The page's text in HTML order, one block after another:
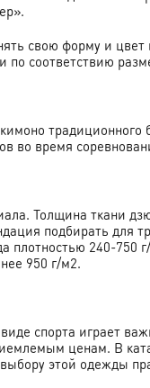
свою форму и
соответствию
традиционного
во время
Толщина ткани
подбирать для
плотностью 240-750
950 г/м2.
спорта играет
ценам. В
этой одежды